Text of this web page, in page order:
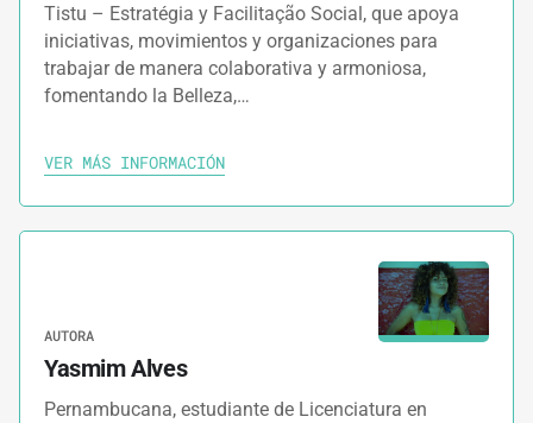
Tistu – Estratégia y Facilitação Social, que apoya
iniciativas, movimientos y organizaciones para
trabajar de manera colaborativa y armoniosa,
fomentando la Belleza,…
VER MÁS INFORMACIÓN
AUTORA
Yasmim Alves
Pernambucana, estudiante de Licenciatura en